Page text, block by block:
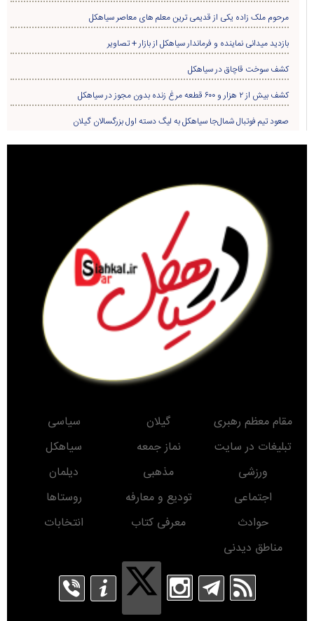
مرحوم ملک زاده یکی از قدیمی ترین معلم های معاصر سیاهکل
بازدید میدانی نماینده و فرماندار سیاهکل از بازار + تصاویر
کشف سوخت قاچاق در سياهکل
کشف بیش از ۲ هزار و ۶۰۰ قطعه مرغ زنده بدون مجوز در سیاهکل
صعود تیم فوتبال شمال‌جا‌ سیاهکل به لیگ دسته اول بزرگسالان گیلان
مقام معظم رهبری گیلان
سیاسی
تبلیغات در سایت
نماز جمعه
سیاهکل
ورزشی
مذهبی
دیلمان
اجتماعی
تودیع و معارفه
روستاها
حوادث
معرفی کتاب
انتخابات
مناطق دیدنی